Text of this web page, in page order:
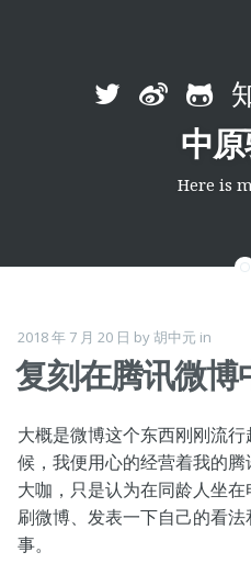
Skip
中
Here is
2018 年 7 月 20 日 by胡中元 in
复刻在腾讯微博
大概是微博这个东西刚刚流
候，我便用心的经营着我的
大咖，只是认为在同龄人坐
刷微博、发表一下自己的看
事。